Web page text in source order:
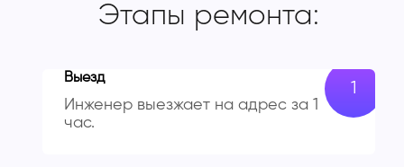
Этапы ремонта:
Выезд
Инженер выезжает на адрес за 1
час.